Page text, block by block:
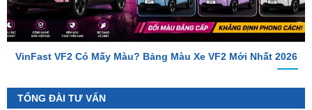
VinFast VF2 Có Mấy Màu? Bảng Màu Xe VF2 Mới Nhất 2026
TỔNG ĐÀI TƯ VẤN
Hotline 1
0987.801.029